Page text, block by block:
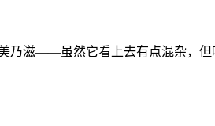
乃滋——虽然它看上去有点混杂，